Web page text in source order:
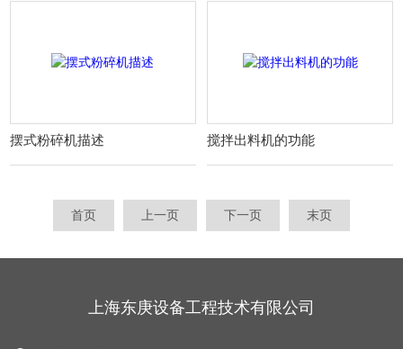
摆式粉碎机描述 搅拌出料机的功能
首页 上一页 下一页 末页
上海东庚设备工程技术有限公司